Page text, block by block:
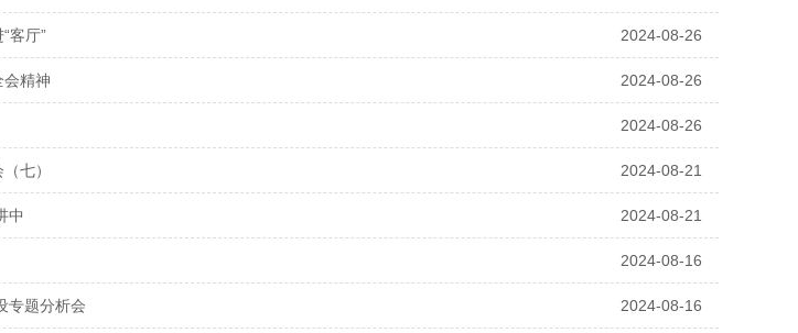
客厅” 2024-08-26
精神 2024-08-26
2024-08-26
七） 2024-08-21
中 2024-08-21
2024-08-16
专题分析会 2024-08-16